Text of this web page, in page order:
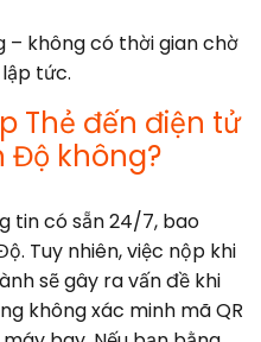
không có thời gian chờ
tức.
Thẻ đến điện tử
Độ không?
tin có sẵn 24/7, bao
Tuy nhiên, việc nộp khi
sẽ gây ra vấn đề khi
không xác minh mã QR